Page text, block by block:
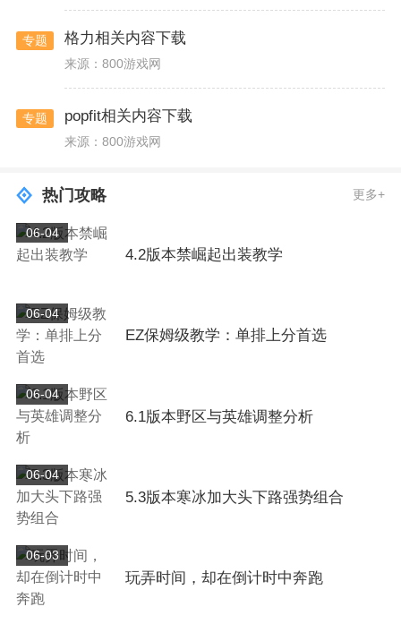
专题 格力相关内容下载
来源：800游戏网
专题 popfit相关内容下载
来源：800游戏网
热门攻略 更多+
06-04
4.2版本禁崛起出装教学
06-04
EZ保姆级教学：单排上分首选
06-04
6.1版本野区与英雄调整分析
06-04
5.3版本寒冰加大头下路强势组合
06-03
玩弄时间，却在倒计时中奔跑